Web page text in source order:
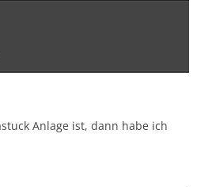
Anlage ist, dann habe ich